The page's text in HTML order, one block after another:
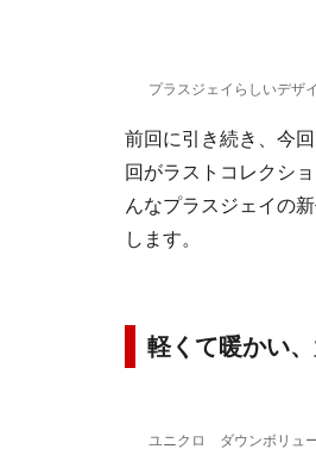
プラスジェイらしいデザ
前回に引き続き、今
回がラストコレクシ
んなプラスジェイの
します。
軽くて暖かい
ユニクロ ダウンボリュ